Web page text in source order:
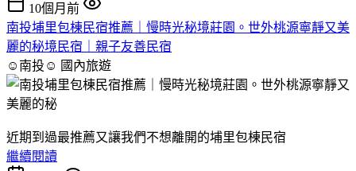
10個月前
南投埔里包棟民宿推薦｜慢時光秘境莊園。世外桃源寧靜又美
麗的秘境民宿｜親子友善民宿
☺南投☺ 國內旅遊
近期到過最推薦又讓我們不想離開的埔里包棟民宿
繼續閱讀